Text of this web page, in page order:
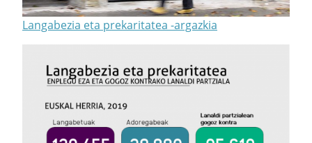
Langabezia eta prekaritatea -argazkia